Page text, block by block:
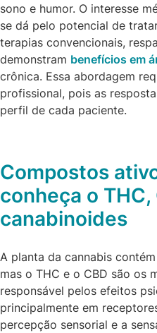
sono e humor. O interesse
se dá pelo potencial de
terapias convencionais,
demonstram benefícios em
crônica. Essa abordagem
profissional, pois as
perfil de cada paciente.
Compostos
conheça o
canabinoides
A planta da cannabis
mas o THC e o CBD são os
responsável pelos efeitos
principalmente em
percepção sensorial e a